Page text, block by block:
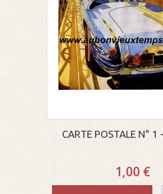
CARTE POSTALE N° 1
1,00 €